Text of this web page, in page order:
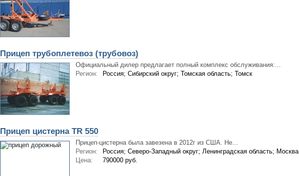
Прицеп трубоплетевоз (трубовоз)
Официальный дилер предлагает полный комплекс обслуживания:...
Регион:
Россия; Сибирский округ; Томская область; Томск
Прицеп цистерна TR 550
Прицеп-цистерна была завезена в 2012г из США. Не...
Регион:
Россия; Северо-Западный округ; Ленинградская область; Москва
Цена:
790000 руб.